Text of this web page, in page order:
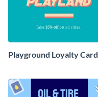
Playground Loyalty Card